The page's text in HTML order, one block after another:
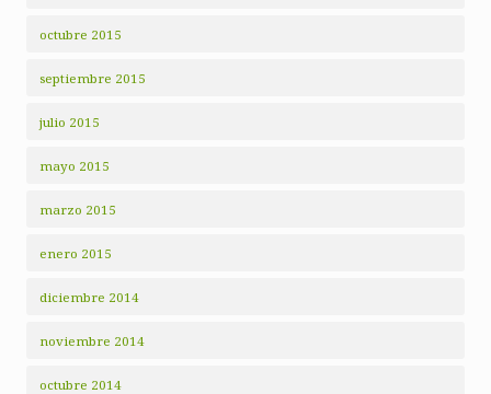
octubre 2015
septiembre 2015
julio 2015
mayo 2015
marzo 2015
enero 2015
diciembre 2014
noviembre 2014
octubre 2014